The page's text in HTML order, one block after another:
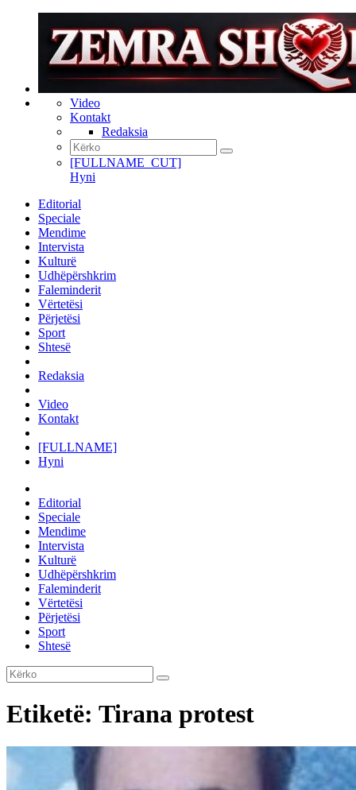
Video
Kontakt
Redaksia
[FULLNAME_CUT]
Hyni
Editorial
Speciale
Mendime
Intervista
Kulturë
Udhëpërshkrim
Faleminderit
Vërtetësi
Përjetësi
Sport
Shtesë
Redaksia
Video
Kontakt
[FULLNAME]
Hyni
Editorial
Speciale
Mendime
Intervista
Kulturë
Udhëpërshkrim
Faleminderit
Vërtetësi
Përjetësi
Sport
Shtesë
Etiketë: Tirana protest